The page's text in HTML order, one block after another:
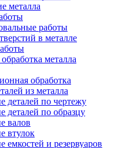
металла
работы
в металле
металла
обработка
из металла
деталей по чертежу
деталей по образцу
валов
втулок
емкостей и резервуаров